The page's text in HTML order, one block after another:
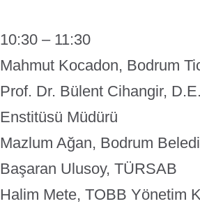
10:30 – 11:30
Mahmut Kocadon, Bodrum
Prof. Dr. Bülent Cihangir,
Enstitüsü Müdürü
Mazlum Ağan, Bodrum
Başaran Ulusoy, TÜRSAB
Halim Mete, TOBB Yönetim